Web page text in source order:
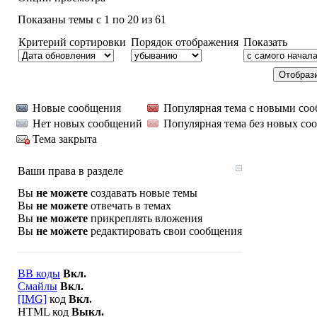
Показаны темы с 1 по 20 из 61
Критерий сортировки Порядок отображения Показать
Новые сообщения
Популярная тема с новыми
Нет новых сообщений
Популярная тема без новых
Тема закрыта
Ваши права в разделе
Вы не можете создавать новые темы
Вы не можете отвечать в темах
Вы не можете прикреплять вложения
Вы не можете редактировать свои сообщения
BB коды Вкл.
Смайлы Вкл.
[IMG] код Вкл.
HTML код Выкл.